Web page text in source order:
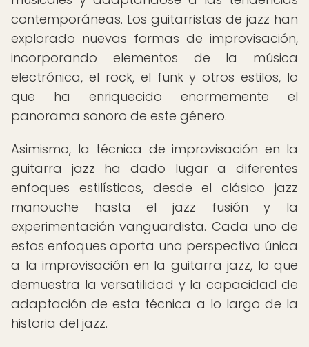
contemporáneas. Los guitarristas de jazz han
explorado nuevas formas de improvisación,
incorporando elementos de la música
electrónica, el rock, el funk y otros estilos, lo
que ha enriquecido enormemente el
panorama sonoro de este género.
Asimismo, la técnica de improvisación en la
guitarra jazz ha dado lugar a diferentes
enfoques estilísticos, desde el clásico jazz
manouche hasta el jazz fusión y la
experimentación vanguardista. Cada uno de
estos enfoques aporta una perspectiva única
a la improvisación en la guitarra jazz, lo que
demuestra la versatilidad y la capacidad de
adaptación de esta técnica a lo largo de la
historia del jazz.